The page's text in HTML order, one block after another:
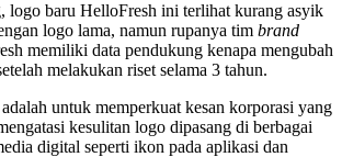
logo baru HelloFresh ini terlihat kurang asyik
logo lama, namun rupanya tim brand
memiliki data pendukung kenapa mengubah
melakukan riset selama 3 tahun.
untuk memperkuat kesan korporasi yang
kesulitan logo dipasang di berbagai
digital seperti ikon pada aplikasi dan